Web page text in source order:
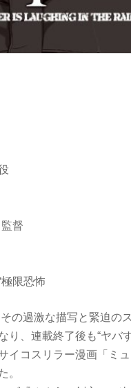
督
限恐怖
の過激な描写と緊迫の
、連載終了後も“ヤバ
コスリラー漫画「ミュ
。